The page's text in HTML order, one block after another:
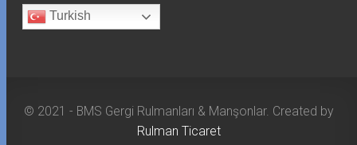
Turkish
© 2021 - BMS Gergi Rulmanları & Manşonlar. Created by
Rulman Ticaret